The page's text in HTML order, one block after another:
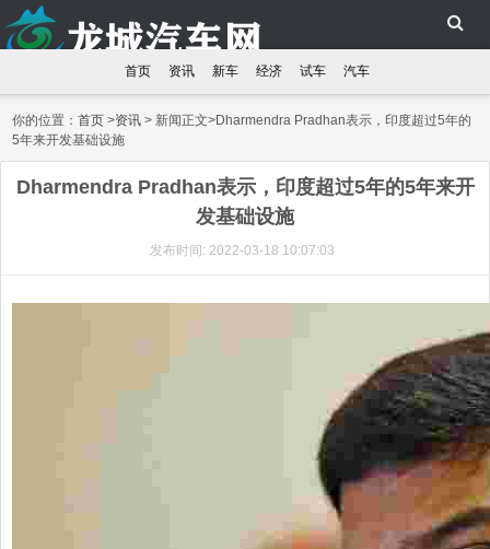
首页 资讯 新车 经济 试车 汽车
你的位置：首页 >资讯 > 新闻正文>Dharmendra Pradhan表示，印度超过5年的
5年来开发基础设施
Dharmendra Pradhan表示，印度超过5年的5年来开
发基础设施
发布时间: 2022-03-18 10:07:03